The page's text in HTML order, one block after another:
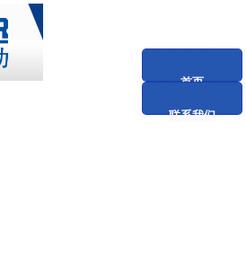
首页
联系我们